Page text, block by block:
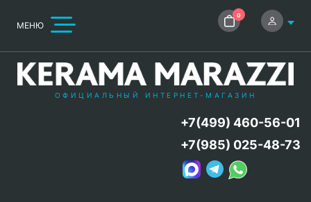
МЕНЮ
0
ОФИЦИАЛЬНЫЙ ИНТЕРНЕТ-МАГАЗИН
+7(499) 460-56-01
+7(985) 025-48-73